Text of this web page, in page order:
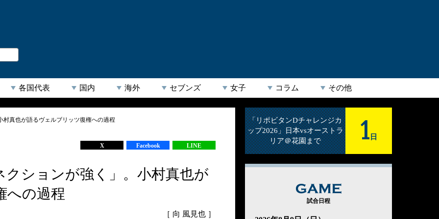
各国代表 国内 海外 セブンズ 女子 コラム その他
真也が語るヴェルブリッツ復権への過程
X Facebook LINE
ションが強く」。小村真也が
への過程
［ 向 風見也 ］
「リポビタンDチャレンジカ
ップ2026」日本vsオーストラ
リア＠花園まで
1 日
GAME
試合日程